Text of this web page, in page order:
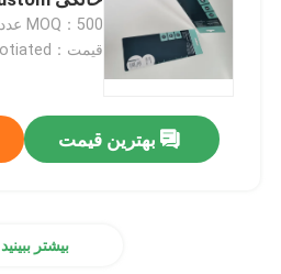
جعبه راه راه چاپ شده
جعبه بسته بندی شمع
MOQ：500 عدد
قیمت：to be negotiated
بهترین قیمت
بیشتر ببینید